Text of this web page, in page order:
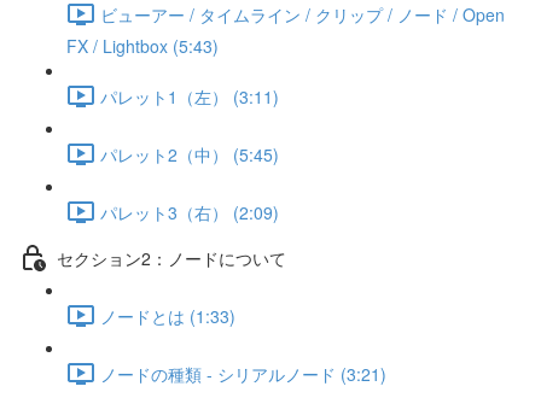
ビューアー / タイムライン / クリップ / ノード / Open
FX / Lightbox (5:43)
パレット1（左） (3:11)
パレット2（中） (5:45)
パレット3（右） (2:09)
セクション2：ノードについて
ノードとは (1:33)
ノードの種類 - シリアルノード (3:21)